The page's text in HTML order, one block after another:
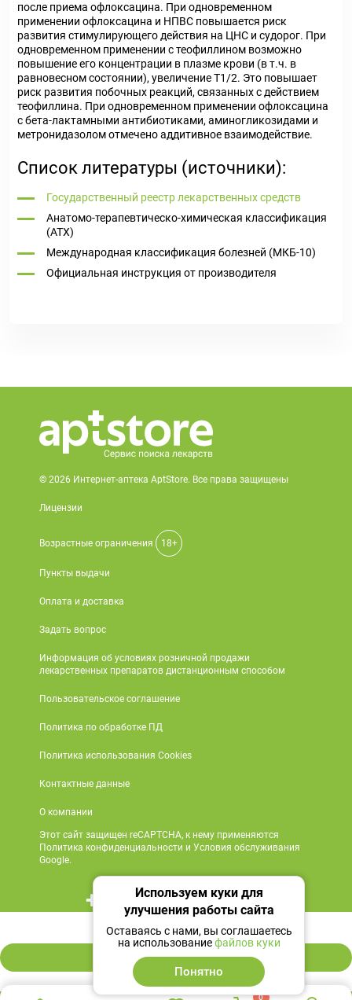
233 ₽
В корзину
после приема офлоксацина. При одновременном
применении офлоксацина и НПВС повышается риск
развития стимулирующего действия на ЦНС и судорог. При
одновременном применении с теофиллином возможно
повышение его концентрации в плазме крови (в т.ч. в
равновесном состоянии), увеличение T1/2. Это повышает
риск развития побочных реакций, связанных с действием
теофиллина. При одновременном применении офлоксацина
с бета-лактамными антибиотиками, аминогликозидами и
метронидазолом отмечено аддитивное взаимодействие.
Список литературы (источники):
Государственный реестр лекарственных средств
Анатомо-терапевтическо-химическая классификация
(ATX)
Международная классификация болезней (МКБ-10)
Официальная инструкция от производителя
© 2026 Интернет-аптека AptStore. Все права защищены
Лицензии
Возрастные ограничения 18+
Пункты выдачи
Оплата и доставка
Задать вопрос
Информация об условиях розничной продажи
лекарственных препаратов дистанционным способом
Пользовательское соглашение
Политика по обработке ПД
Политика использования Cookies
Контактные данные
О компании
Этот сайт защищен reCAPTCHA, к нему применяются
Политика конфиденциальности и Условия обслуживания
Google.
+7 495 419 18 18
Мы в социальных сетях
0
Используем куки для
улучшения работы сайта
Оставаясь с нами, вы соглашаетесь
на использованиефайлов куки
Понятно